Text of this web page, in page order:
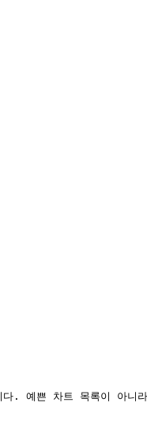
. 예쁜 차트 목록이 아니